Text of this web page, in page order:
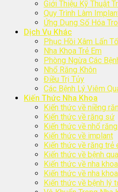
Giới Thiệu Kỹ Thuật
Quy Trình Làm
Ứng Dụng Số Hóa
Dịch Vụ Khác
Phục Hồi Xâm Lấn
Nha Khoa Trẻ Em
Phòng Ngừa Các
Nhổ Răng Khôn
Điều Trị Tủy
Các Bệnh Lý Viêm
Kiến Thức Nha Khoa
Kiến thức về niềng
Kiến thức về răng sứ
Kiến thức về nhổ
Kiến thức về implant
Kiến thức về răng trẻ
Kiến thức về bệnh
Kiến thức về nha
Kiến thức về nha
Kiến thức về bệnh lý